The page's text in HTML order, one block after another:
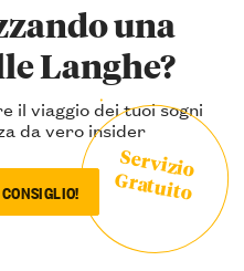
una
Langhe?
il viaggio dei tuoi sogni
da vero insider
Servizio
Gratuito